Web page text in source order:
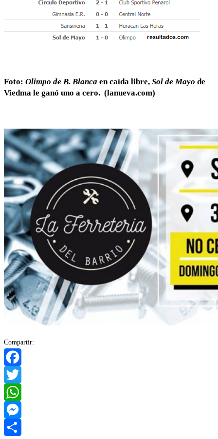
Foto: Olimpo de B. Blanca en caída libre, Sol de Mayo de
Viedma le ganó uno a cero. (lanueva.com)
Compartir:
Facebook
Twitter
WhatsApp
Messenger